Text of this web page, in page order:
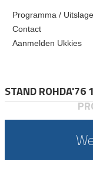
Programma /
Contact
Aanmelden Ukkies
STAND ROHDA'76